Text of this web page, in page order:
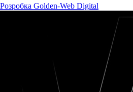
Розробка Golden-Web Digital